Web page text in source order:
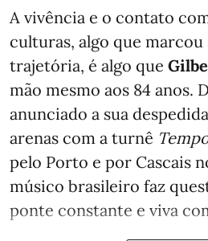
A vivência e o contato
culturas, algo que marcou
trajetória, é algo que
mão mesmo aos 84 anos.
anunciado a sua
arenas com a turnê
pelo Porto e por Cascais
músico brasileiro faz
ponte constante e viva